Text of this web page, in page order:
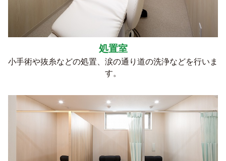
処置室
小手術や抜糸などの処置、涙の通り道の洗浄などを行いま
す。